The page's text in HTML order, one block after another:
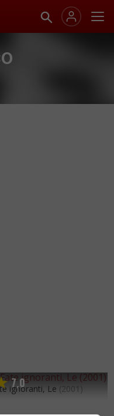
7,0
ignoranti, Le (2001)